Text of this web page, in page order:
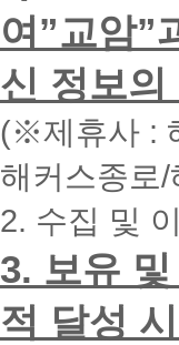
하
시
면
빠
른
간
내
에
화
드
리
겠
습
니
다.
여”교암”
신 정보
(※제휴사 :
해커스종로
2. 수집 및
3. 보유
적 달성